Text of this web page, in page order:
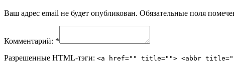
Ваш адрес email не будет опубликован. Обязательные поля
Комментарий: *
Разрешенные HTML-тэги: <a href="" title=""> <abbr